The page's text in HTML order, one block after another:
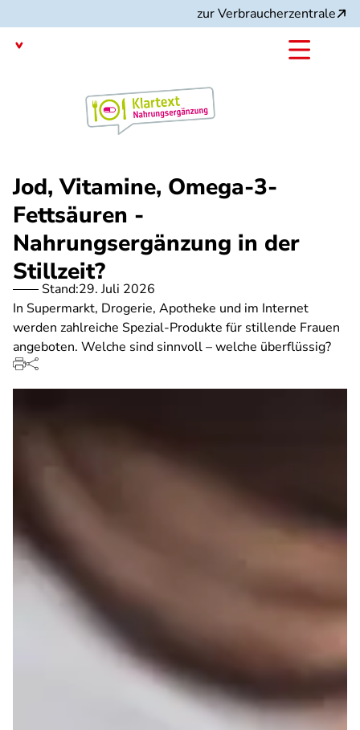
zum
Inhalt
zur Verbraucherzentrale
Jod, Vitamine, Omega-3-
Fettsäuren -
Nahrungsergänzung in der
Stillzeit?
Stand:29. Juli 2026
In Supermarkt, Drogerie, Apotheke und im Internet
werden zahlreiche Spezial-Produkte für stillende Frauen
angeboten. Welche sind sinnvoll – welche überflüssig?